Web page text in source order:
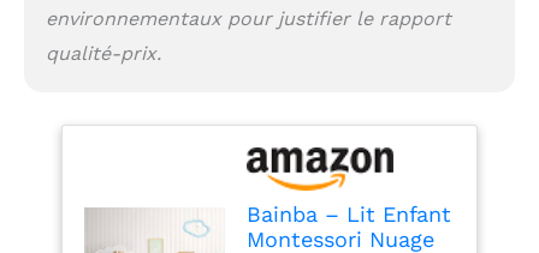
environnementaux pour justifier le rapport
qualité-prix.
Bainba – Lit Enfant
Montessori Nuage